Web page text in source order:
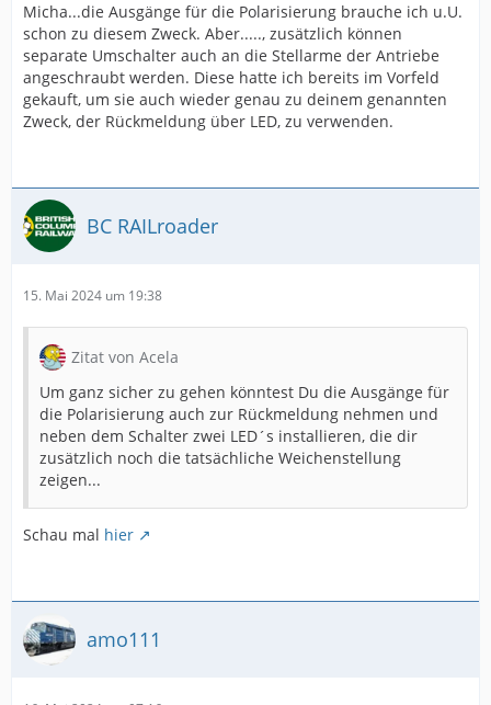
Micha...die Ausgänge für die Polarisierung brauche ich u.U.
schon zu diesem Zweck. Aber....., zusätzlich können
separate Umschalter auch an die Stellarme der Antriebe
angeschraubt werden. Diese hatte ich bereits im Vorfeld
gekauft, um sie auch wieder genau zu deinem genannten
Zweck, der Rückmeldung über LED, zu verwenden.
BC RAILroader
15. Mai 2024 um 19:38
Zitat von Acela
Um ganz sicher zu gehen könntest Du die Ausgänge für
die Polarisierung auch zur Rückmeldung nehmen und
neben dem Schalter zwei LED´s installieren, die dir
zusätzlich noch die tatsächliche Weichenstellung
zeigen...
Schau mal hier
amo111